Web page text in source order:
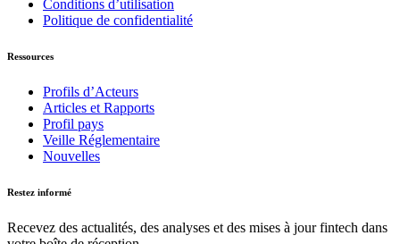
Conditions d’utilisation
Politique de confidentialité
Ressources
Profils d’Acteurs
Articles et Rapports
Profil pays
Veille Réglementaire
Nouvelles
Restez informé
Recevez des actualités, des analyses et des mises à jour fintech dans